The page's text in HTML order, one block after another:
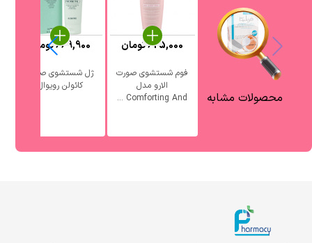
محصولات مشابه
فوم شستشوی صورت
الارو مدل
Comforting And ...
625,000تومان
ژل شستشوی صورت
کائولن رویوال
669,900تومان